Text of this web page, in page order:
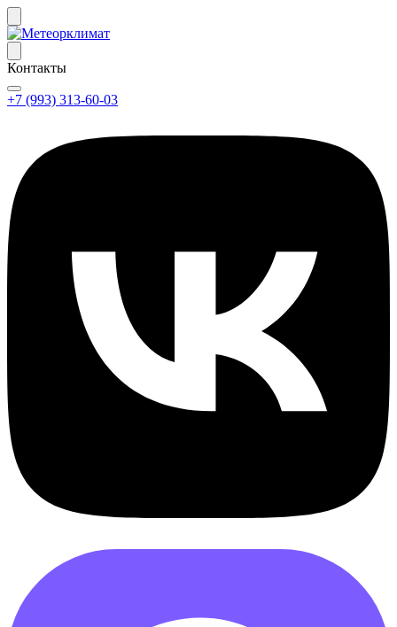
Контакты
+7 (993) 313-60-03